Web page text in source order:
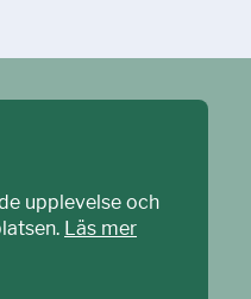
upplevelse och
Läs mer